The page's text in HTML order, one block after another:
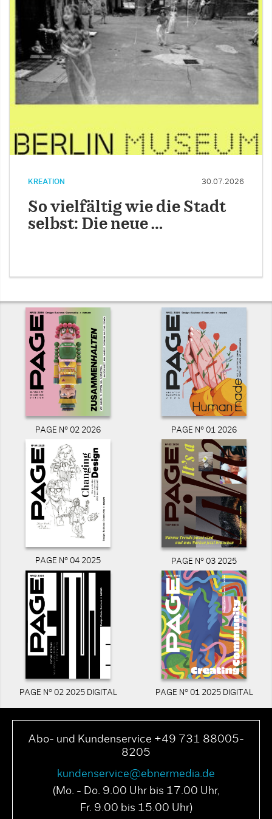
KREATION 30.07.2026
So vielfältig wie die Stadt
selbst: Die neue …
PAGE N° 02 2026 PAGE N° 01 2026
PAGE N° 04 2025 PAGE N° 03 2025
PAGE N° 02 2025 DIGITAL PAGE N° 01 2025 DIGITAL
Abo- und Kundenservice +49 731 88005-
8205
kundenservice@ebnermedia.de
(Mo. - Do. 9.00 Uhr bis 17.00 Uhr,
Fr. 9.00 bis 15.00 Uhr)